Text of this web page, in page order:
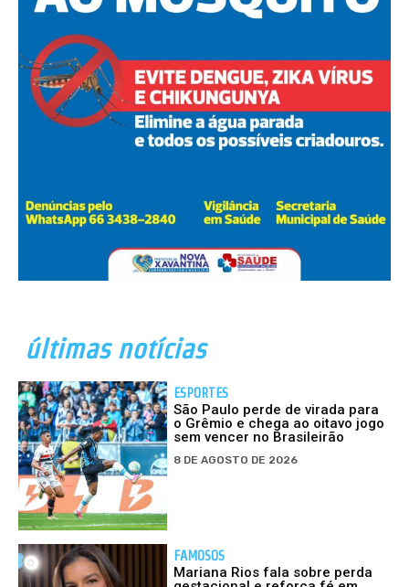
últimas notícias
ESPORTES
São Paulo perde de virada para
o Grêmio e chega ao oitavo jogo
sem vencer no Brasileirão
8 DE AGOSTO DE 2026
FAMOSOS
Mariana Rios fala sobre perda